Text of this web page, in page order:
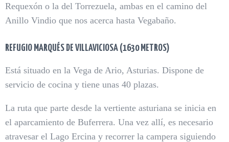
Requexón o la del Torrezuela, ambas en el camino del
Anillo Vindio que nos acerca hasta Vegabaño.
REFUGIO MARQUÉS DE VILLAVICIOSA (1630 METROS)
Está situado en la Vega de Ario, Asturias. Dispone de
servicio de cocina y tiene unas 40 plazas.
La ruta que parte desde la vertiente asturiana se inicia en
el aparcamiento de Buferrera. Una vez allí, es necesario
atravesar el Lago Ercina y recorrer la campera siguiendo